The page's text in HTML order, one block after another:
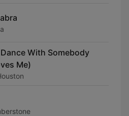
With Somebody
Me)